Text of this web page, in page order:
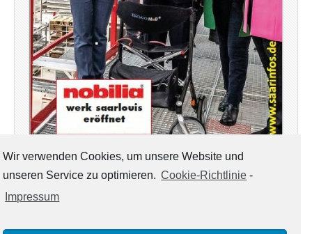
Mit Saarinfos Plus – Ausgabe Mai Juni 2021 – Ihr
Regionalmagazin für die Kreise Saarlouis & Merzig –
Wir verwenden Cookies, um unsere Website und
unseren Service zu optimieren. Cookie-Richtlinie -
Impressum